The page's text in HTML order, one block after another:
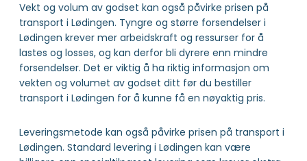
Vekt og volum av godset kan også påvirke prisen på
transport i Lødingen. Tyngre og større forsendelser i
Lødingen krever mer arbeidskraft og ressurser for å
lastes og losses, og kan derfor bli dyrere enn mindre
forsendelser. Det er viktig å ha riktig informasjon om
vekten og volumet av godset ditt før du bestiller
transport i Lødingen for å kunne få en nøyaktig pris.
Leveringsmetode kan også påvirke prisen på transport i
Lødingen. Standard levering i Lødingen kan være